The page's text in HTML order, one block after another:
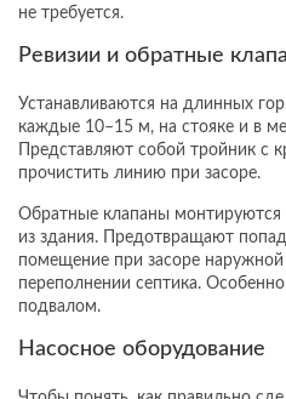
не требуется.
Ревизии и обратные
Устанавливаются на длинных
каждые 10–15 м, на стояке и в
Представляют собой тройник с
прочистить линию при засоре.
Обратные клапаны монтируются
из здания. Предотвращают
помещение при засоре наружной
переполнении септика.
подвалом.
Насосное оборудование